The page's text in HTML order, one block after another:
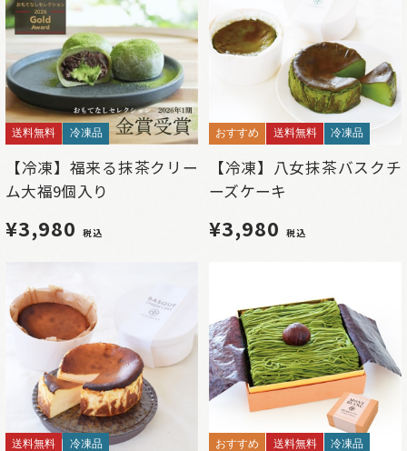
送料無料 冷凍品
【冷凍】福来る抹茶クリー
ム大福9個入り
¥3,980 税込
おすすめ 送料無料 冷凍品
【冷凍】八女抹茶バスクチ
ーズケーキ
¥3,980 税込
送料無料 冷凍品 おすすめ 送料無料 冷凍品